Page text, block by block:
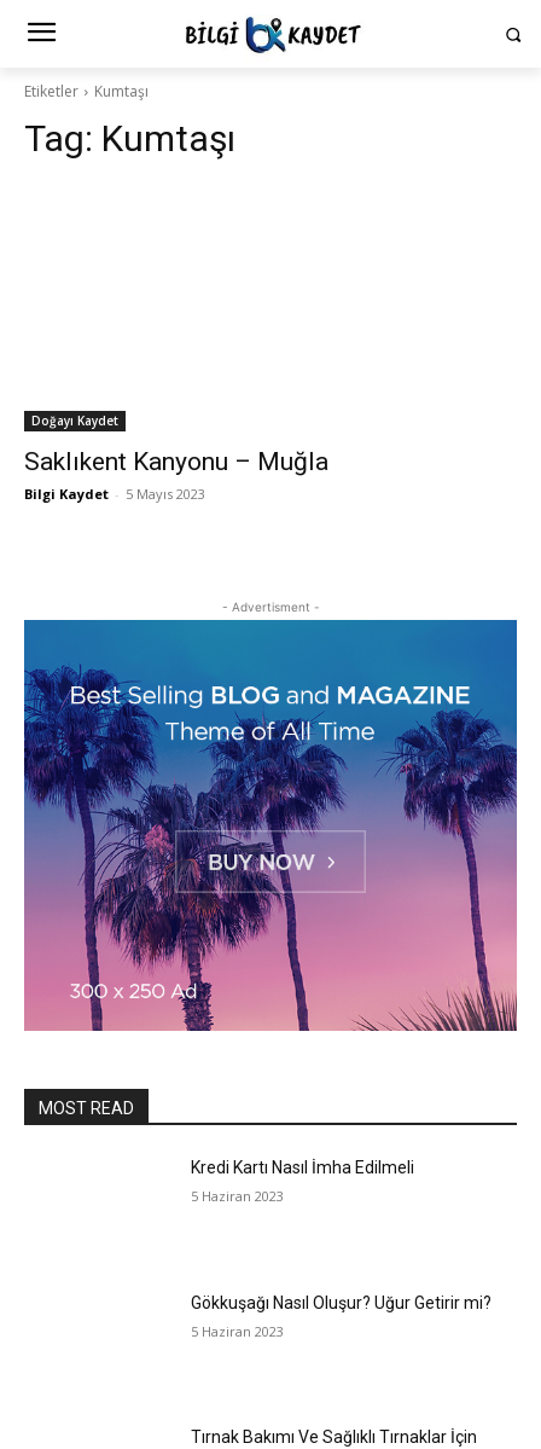
Etiketler Kumtaşı
Tag: Kumtaşı
Doğayı Kaydet
Saklıkent Kanyonu – Muğla
Bilgi Kaydet - 5 Mayıs 2023
- Advertisment -
MOST READ
Kredi Kartı Nasıl İmha Edilmeli
5 Haziran 2023
Gökkuşağı Nasıl Oluşur? Uğur Getirir mi?
5 Haziran 2023
Tırnak Bakımı Ve Sağlıklı Tırnaklar İçin